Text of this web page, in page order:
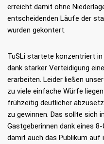
erreicht damit ohne
entscheidenden Läufe der
wurden gekontert.
TuSLi startete konzentriert in
dank starker Verteidigung
erarbeiten. Leider ließen
zu viele einfache Würfe
frühzeitig deutlicher
zu gewinnen. Das sollte sich
Gastgeberinnen dank eines
damit auch das Publikum auf